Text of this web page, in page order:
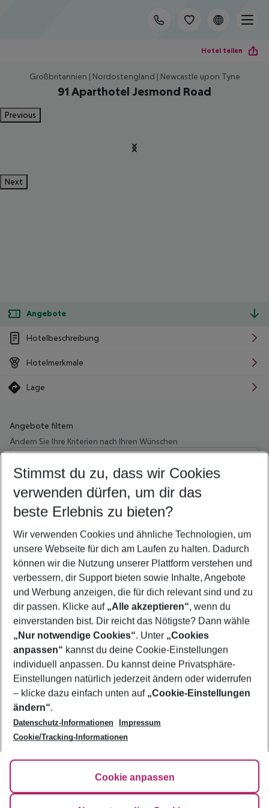
Hotel teilen
Großbritannien | Nordostengland | Newcastle upon Tyne
91 Aparthotel Jesmond Road
Previous
Next
Angebote
Hotelbeschreibung
Hotelmerkmale
Lage
Angebote filtern
Ändern Sie Ihre Kriterien nach Ihren Wünschen
Wähle deinen Abflughafen
Beliebiger Abflughafen
Wähle deinen Reisezeitraum
5-8 Nächte
2 Erwachsene Keine Kinder
Mehr Filter anzeigen
Footer
Footer navigation
Über uns
AGB
Bestpreisgarantie
Cookie-Einstellungen ändern
Cookie-Richtlinie
Impressum
Agenturbetreuung
Barrierefreies Reisen
FAQ
HanseMerkur Reiseversicherung
Hilfe & Kontakt
Folge uns
Stimmst du zu, dass wir Cookies
verwenden dürfen, um dir das
beste Erlebnis zu bieten?
Wir verwenden Cookies und ähnliche Technologien, um
unsere Webseite für dich am Laufen zu halten. Dadurch
können wir die Nutzung unserer Plattform verstehen und
verbessern, dir Support bieten sowie Inhalte, Angebote
und Werbung anzeigen, die für dich relevant sind und zu
dir passen. Klicke auf „Alle akzeptieren“, wenn du
einverstanden bist. Dir reicht das Nötigste? Dann wähle
„Nur notwendige Cookies“. Unter „Cookies
anpassen“ kannst du deine Cookie-Einstellungen
individuell anpassen. Du kannst deine Privatsphäre-
Einstellungen natürlich jederzeit ändern oder widerrufen
– klicke dazu einfach unten auf „Cookie-Einstellungen
ändern“.
Datenschutz-Informationen
Impressum
Cookie/Tracking-Informationen
Cookie anpassen